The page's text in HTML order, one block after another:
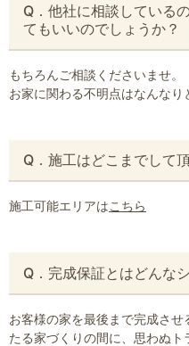
Q．他社に相談している
てもいいのでしょうか？
もちろんご相談くださいませ。
お家に関わる不明点はなんなり
Q．施工はどこまでして
施工可能エリアはこちら
Q．完成保証とはどんな
お客様の家を最後まで完成さ
たる家づくりの間に、思わぬ